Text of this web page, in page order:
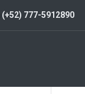
(+52) 777-5912890